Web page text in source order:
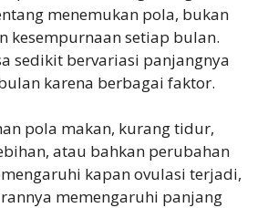
menemukan pola, bukan
kesempurnaan setiap bulan.
sedikit bervariasi panjangnya
karena berbagai faktor.
pola makan, kurang tidur,
atau bahkan perubahan
kapan ovulasi terjadi,
memengaruhi panjang